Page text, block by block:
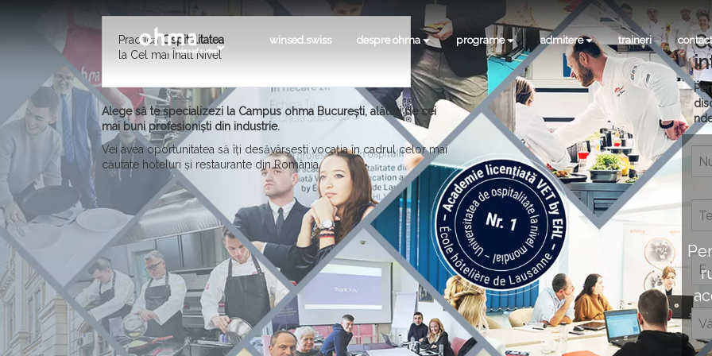
winsed.swiss despre ohma programe admitere traineri
PracticăOspitalitatea
la Cel mai Înalt Nivel
Alege să te specializezi la Campus ohma București, alături de cei
mai buni profesioniști din industrie.
Vei avea oportunitatea să îți desăvârșesti vocația în cadrul celor mai
căutate hoteluri și restaurante din România.